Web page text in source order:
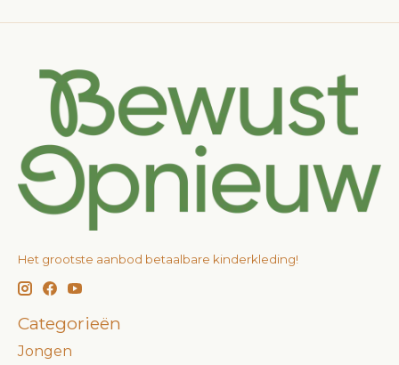
Het grootste aanbod betaalbare kinderkleding!
Categorieën
Jongen